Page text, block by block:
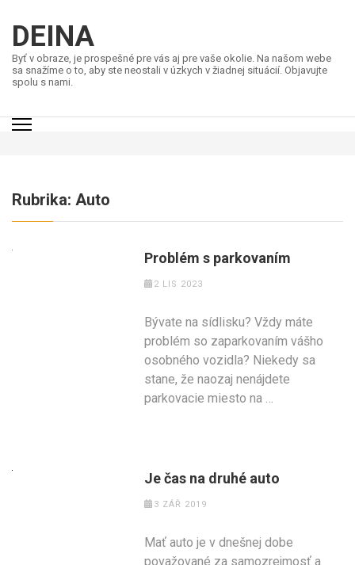
obsah
(stiskněte
Enter)
DEINA
Byť v obraze, je prospešné pre vás aj pre vaše okolie. Na našom webe
sa snažíme o to, aby ste neostali v úzkych v žiadnej situácií. Objavujte
spolu s nami.
Rubrika: Auto
Problém s parkovaním
2 LIS 2023
Bývate na sídlisku? Vždy máte
problém so zaparkovaním vášho
osobného vozidla? Niekedy sa
stane, že naozaj nenájdete
parkovacie miesto na …
Je čas na druhé auto
3 ZÁŘ 2019
Mať auto je v dnešnej dobe
považované za samozrejmosť a